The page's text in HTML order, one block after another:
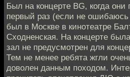
Был на концерте BG, когда
первый раз (если не ошибаюсь
был в Москве в кинотеатре
Сходненская. На концерте
зал не предусмотрен для
Тем не менее ребята жгли
доволен данным походом.